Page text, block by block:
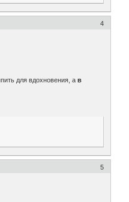
4
для вдохновения, а в
5